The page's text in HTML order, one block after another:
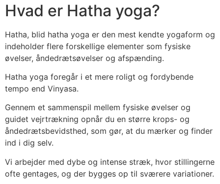
Hvad er Hatha yoga?
Hatha, blid hatha yoga er den mest kendte yogaform og
indeholder flere forskellige elementer som fysiske
øvelser, åndedrætsøvelser og afspænding.
Hatha yoga foregår i et mere roligt og fordybende
tempo end Vinyasa.
Gennem et sammenspil mellem fysiske øvelser og
guidet vejrtrækning opnår du en større krops- og
åndedrætsbevidsthed, som gør, at du mærker og finder
ind i dig selv.
Vi arbejder med dybe og intense stræk, hvor stillingerne
ofte gentages, og der bygges op til sværere variationer.